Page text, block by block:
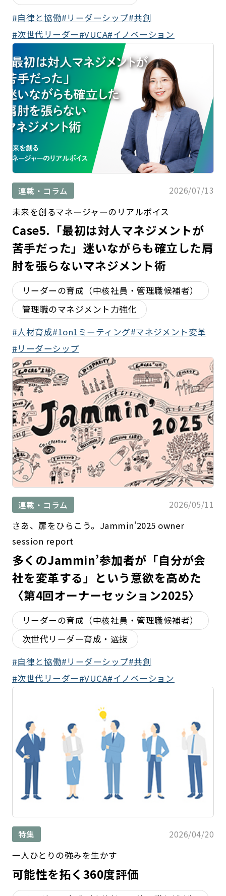
自律と協働 リーダーシップ 共創
次世代リーダー VUCA イノベーション
連載・コラム 2026/07/13
Case5.「最初は対人マネジメントが
苦手だった」迷いながらも確立した肩
肘を張らないマネジメント術
未来を創るマネージャーのリアルボイス
リーダーの育成（中核社員・管理職候補者）
管理職のマネジメント力強化
人材育成 1on1ミーティング マネジメント変革
リーダーシップ
連載・コラム 2026/05/11
多くのJammin’参加者が「自分が会
社を変革する」という意欲を高めた
〈第4回オーナーセッション2025〉
さあ、扉をひらこう。Jammin’2025 owner
session report
リーダーの育成（中核社員・管理職候補者）
次世代リーダー育成・選抜
自律と協働 リーダーシップ 共創
次世代リーダー VUCA イノベーション
特集 2026/04/20
可能性を拓く360度評価
一人ひとりの強みを生かす